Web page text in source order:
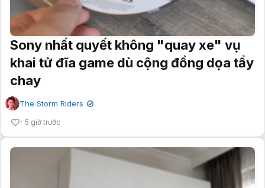
Sony nhất quyết không "quay xe" vụ
khai tử đĩa game dù cộng đồng dọa tẩy
chay
The Storm Riders ✔
5 giờ trước